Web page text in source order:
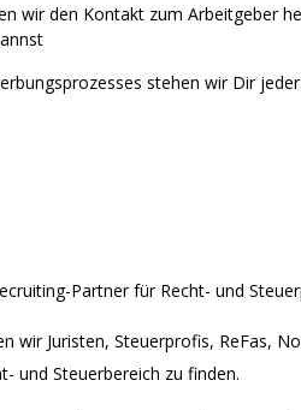
wir den Kontakt zum Arbeitgeber
stehen wir Dir
Partner für Recht- und
wir Juristen, Steuerprofis, ReFas,
und Steuerbereich zu finden.